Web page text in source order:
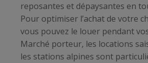
reposantes et dépaysantes en
Pour optimiser l’achat de votre
vous pouvez le louer pendant
Marché porteur, les locations
les stations alpines sont